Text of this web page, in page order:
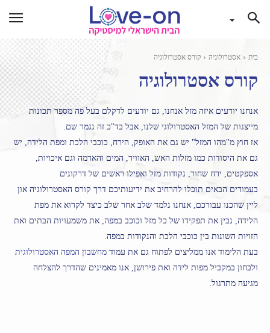
בית אסטרולוגיה קורס אסטרולוגיה
קורס אסטרולוגיה
אנחנו יודעים איזה מזל אנחנו, גם יודעים לדקלם בעל פה מספר תכונות
מייצגות של המזל האסטרולוגי שלנו, אבל בד"כ זה נגמר שם.
אז חוץ מ"מהו המזל" יש גם את האופק, הירח, כוכבי הלכת ומפת הלידה, יש
גם את היסודות כמו מזלות האש, האוויר, המים והאדמה וגם איכויות,
אספקטים, ירח שחור, נקודות מזל ואפילו ראשים של דרקונים
בעמודים הבאים תוכלו להרחיב את ידיעותיכם דרך קורס האסטרולוגיה און
ליין שהכנו עבורכם, אנחנו נלמד שלב אחר שלב כיצד לקרוא את מפת
הלידה, נבין את תפקידו של כל מזל וכוכב במפה, את משמעויות הבתים ואת
הזויות השונות בין כוכבי הלכת והנקודות במפה.
בעת הלימוד אנו ממליצים לפתוח גם את עמוד מחשבון המפה האסטרולוגית
ולבחון במקביל מפות לידה ואת פירושן, אנו מאמינים שהדרך להצלחה
מגיעה מתרגול.